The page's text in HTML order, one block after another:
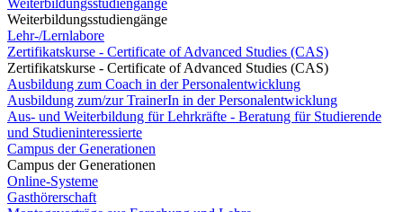
Weiterbildungsstudiengänge
Weiterbildungsstudiengänge
Lehr-/Lernlabore
Zertifikatskurse - Certificate of Advanced Studies (CAS)
Zertifikatskurse - Certificate of Advanced Studies (CAS)
Ausbildung zum Coach in der Personalentwicklung
Ausbildung zum/zur TrainerIn in der Personalentwicklung
Aus- und Weiterbildung für Lehrkräfte - Beratung für Studierende
und Studieninteressierte
Campus der Generationen
Campus der Generationen
Online-Systeme
Gasthörerschaft